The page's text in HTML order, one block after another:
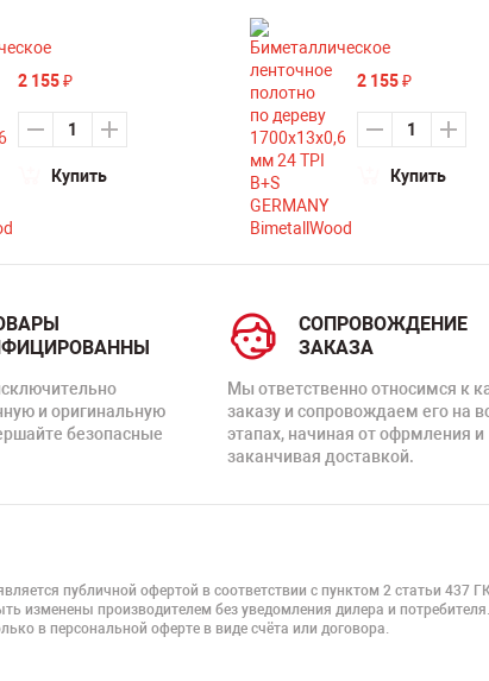
2 155 ₽
Купить
2 155 ₽
Купить
и оригинальную
безопасные
СОПРОВОЖДЕНИЕ
ЗАКАЗА
Мы ответственно относимся к
заказу и сопровождаем его на
этапах, начиная от офрмления и
заканчивая доставкой.
публичной офертой в соответствии с пунктом 2 статьи 437
изменены производителем без уведомления дилера и
в персональной оферте в виде счёта или договора.